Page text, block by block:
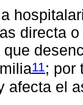
directa
11 ; por
afecta el